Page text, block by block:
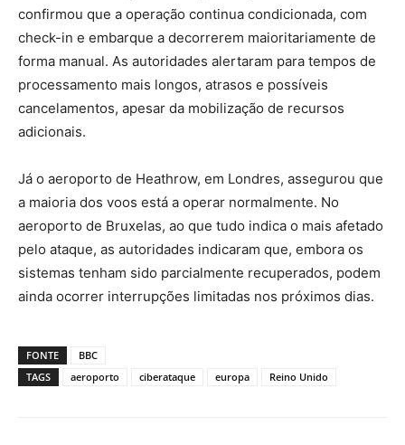
confirmou que a operação continua condicionada, com
check-in e embarque a decorrerem maioritariamente de
forma manual. As autoridades alertaram para tempos de
processamento mais longos, atrasos e possíveis
cancelamentos, apesar da mobilização de recursos
adicionais.
Já o aeroporto de Heathrow, em Londres, assegurou que
a maioria dos voos está a operar normalmente. No
aeroporto de Bruxelas, ao que tudo indica o mais afetado
pelo ataque, as autoridades indicaram que, embora os
sistemas tenham sido parcialmente recuperados, podem
ainda ocorrer interrupções limitadas nos próximos dias.
FONTE
BBC
TAGS
aeroporto ciberataque europa Reino Unido